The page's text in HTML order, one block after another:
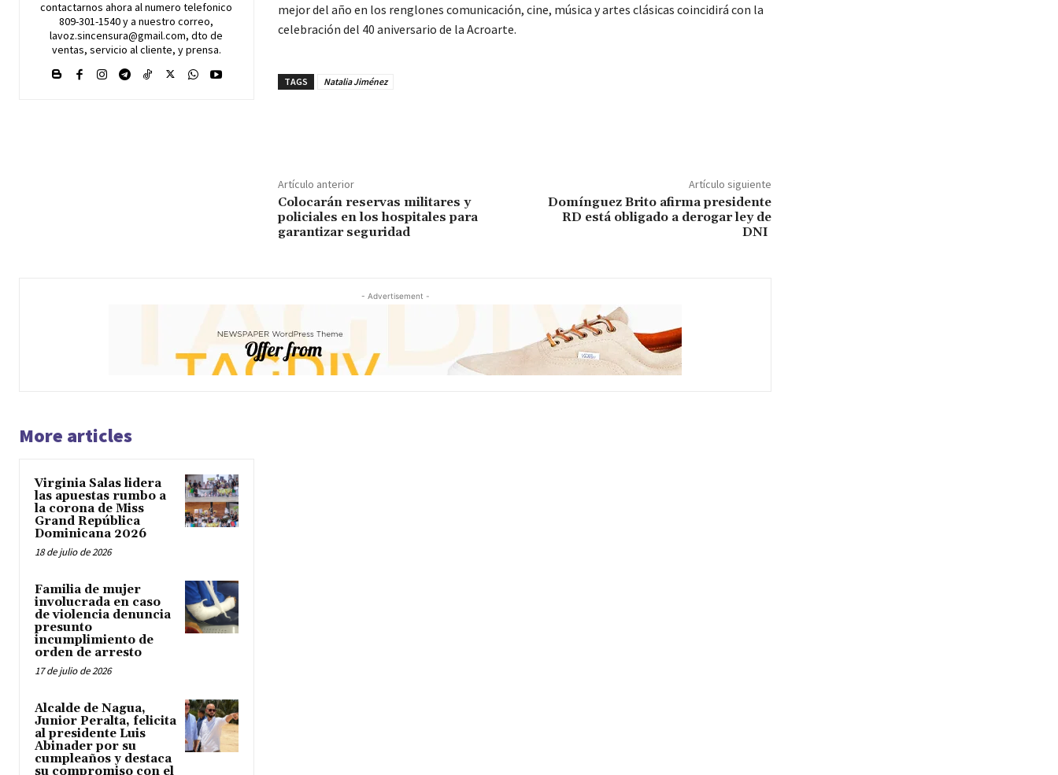
contactarnos ahora al numero telefonico
809-301-1540 y a nuestro correo,
lavoz.sincensura@gmail.com, dto de
ventas, servicio al cliente, y prensa.
mejor del año en los renglones comunicación, cine, música y artes clásicas coincidirá con la
celebración del 40 aniversario de la Acroarte.
TAGS Natalia Jiménez
Artículo anterior
Colocarán reservas militares y
policiales en los hospitales para
garantizar seguridad
Artículo siguiente
Domínguez Brito afirma presidente
RD está obligado a derogar ley de
DNI
- Advertisement -
More articles
Virginia Salas lidera
las apuestas rumbo a
la corona de Miss
Grand República
Dominicana 2026
18 de julio de 2026
Familia de mujer
involucrada en caso
de violencia denuncia
presunto
incumplimiento de
orden de arresto
17 de julio de 2026
Alcalde de Nagua,
Junior Peralta, felicita
al presidente Luis
Abinader por su
cumpleaños y destaca
su compromiso con el